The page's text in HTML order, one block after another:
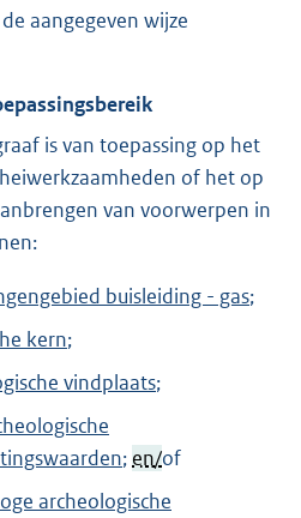
aangegeven wijze
is van toepassing op het
of het op
van voorwerpen in
buisleiding - gas;
kern;
vindplaats;
; en/of
archeologische